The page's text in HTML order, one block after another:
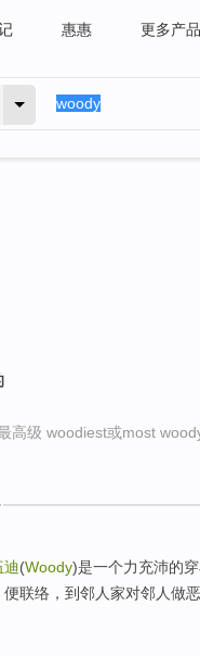
惠惠 更多产品
高级 woodiest或most
迪(Woody)是一个力充沛的
联络，到邻人家对邻人做